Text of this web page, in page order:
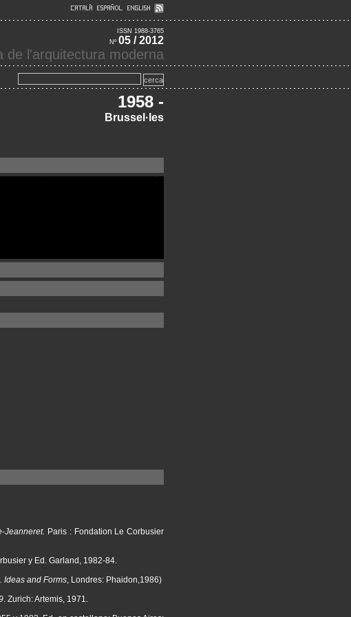
ISSN 1988-3765
Nº 05 / 2012
de l'arquitectura moderna
1958 -
Brussel·les
Jeanneret. Paris : Fondation Le Corbusier
y Ed. Garland, 1982-84.
Ideas and Forms, Londres: Phaidon,1986)
. Zurich: Artemis, 1971.